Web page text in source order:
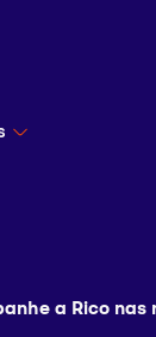
a Rico nas